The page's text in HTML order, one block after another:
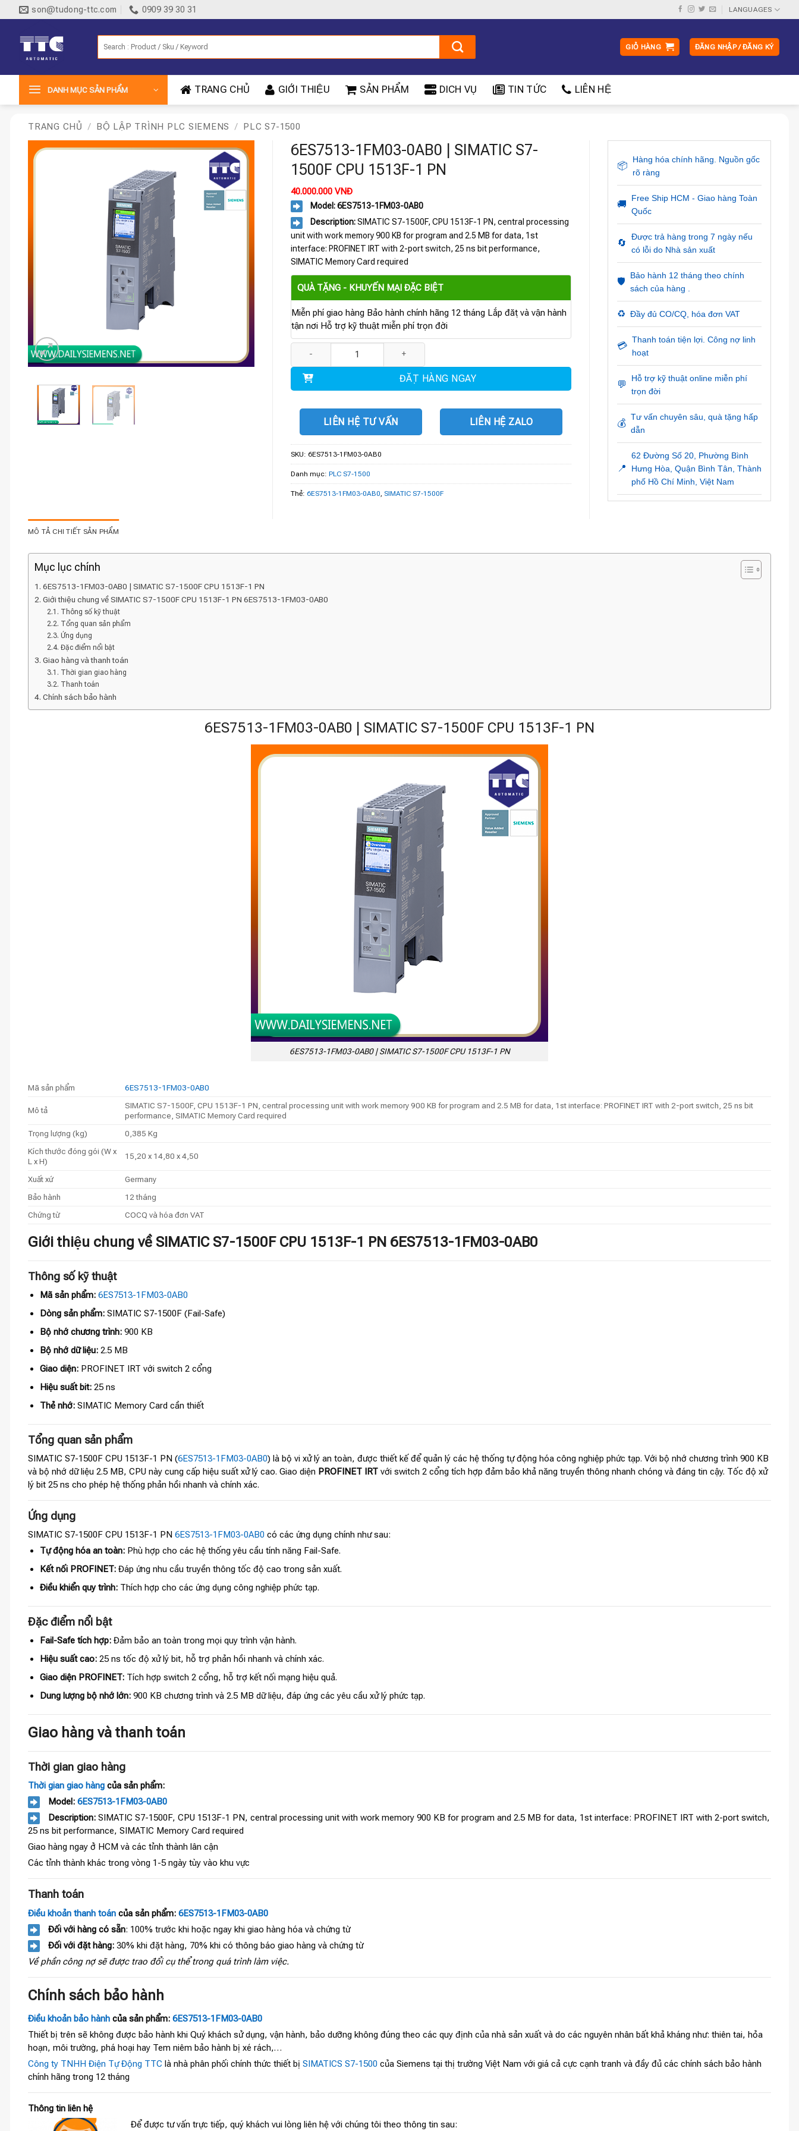
qua
son@tudong-ttc.com 0909 39 30 31 LANGUAGES
GIỎ HÀNG ĐĂNG NHẬP / ĐĂNG KÝ
DANH MỤC SẢN PHẨM TRANG CHỦ GIỚI THIỆU SẢN PHẨM DICH VỤ TIN TỨC LIÊN HỆ
TRANG CHỦ / BỘ LẬP TRÌNH PLC SIEMENS / PLC S7-1500
6ES7513-1FM03-0AB0 | SIMATIC S7-
1500F CPU 1513F-1 PN
40.000.000 VNĐ
Model: 6ES7513-1FM03-0AB0
Description:SIMATIC S7-1500F, CPU 1513F-1 PN, central processing
unit with work memory 900 KB for program and 2.5 MB for data, 1st
interface: PROFINET IRT with 2-port switch, 25 ns bit performance,
SIMATIC Memory Card required
QUÀ TẶNG - KHUYẾN MẠI ĐẶC BIỆT
Miễn phí giao hàng Bảo hành chính hãng 12 tháng Lắp đặt và vận hành
tận nơi Hỗ trợ kỹ thuật miễn phí trọn đời
ĐẶT HÀNG NGAY
LIÊN HỆ TƯ VẤN LIÊN HỆ ZALO
SKU: 6ES7513-1FM03-0AB0
Danh mục: PLC S7-1500
Thẻ: 6ES7513-1FM03-0AB0 SIMATIC S7-1500F
📦
Hàng hóa chính hãng. Nguồn gốc
rõ ràng
🚚
Free Ship HCM - Giao hàng Toàn
Quốc
🔄
Được trả hàng trong 7 ngày nếu
có lỗi do Nhà sản xuất
🛡️
Bảo hành 12 tháng theo chính
sách của hàng .
♻️ Đầy đủ CO/CQ, hóa đơn VAT
💳
Thanh toán tiện lợi. Công nợ linh
hoạt
💬
Hỗ trợ kỹ thuật online miễn phí
trọn đời
💰
Tư vấn chuyên sâu, quà tặng hấp
dẫn
📍
62 Đường Số 20, Phường Bình
Hưng Hòa, Quận Bình Tân, Thành
phố Hồ Chí Minh, Việt Nam
MÔ TẢ CHI TIẾT SẢN PHẨM
Mục lục chính
6ES7513-1FM03-0AB0 | SIMATIC S7-1500F CPU 1513F-1 PN
Giới thiệu chung về SIMATIC S7-1500F CPU 1513F-1 PN 6ES7513-1FM03-0AB0
Thông số kỹ thuật
Tổng quan sản phẩm
Ứng dụng
Đặc điểm nổi bật
Giao hàng và thanh toán
Thời gian giao hàng
Thanh toán
Chính sách bảo hành
6ES7513-1FM03-0AB0 | SIMATIC S7-1500F CPU 1513F-1 PN
6ES7513-1FM03-0AB0 | SIMATIC S7-1500F CPU 1513F-1 PN
Mã sản phẩm 6ES7513-1FM03-0AB0
Mô tả
SIMATIC S7-1500F, CPU 1513F-1 PN, central processing unit with work memory 900 KB for program and 2.5 MB for data, 1st interface: PROFINET IRT with 2-port switch, 25 ns bit
performance, SIMATIC Memory Card required
Trọng lượng (kg)
0,385 Kg
Kích thước đóng gói (W x
L x H)
15,20 x 14,80 x 4,50
Xuất xứ
Germany
Bảo hành
12 tháng
Chứng từ
COCQ và hóa đơn VAT
Giới thiệu chung về SIMATIC S7-1500F CPU 1513F-1 PN 6ES7513-1FM03-0AB0
Thông số kỹ thuật
Mã sản phẩm: 6ES7513-1FM03-0AB0
Dòng sản phẩm:SIMATIC S7-1500F (Fail-Safe)
Bộ nhớ chương trình:900 KB
Bộ nhớ dữ liệu:2.5 MB
Giao diện:PROFINET IRT với switch 2 cổng
Hiệu suất bit:25 ns
Thẻ nhớ:SIMATIC Memory Card cần thiết
Tổng quan sản phẩm
SIMATIC S7-1500F CPU 1513F-1 PN (6ES7513-1FM03-0AB0) là bộ vi xử lý an toàn, được thiết kế để quản lý các hệ thống tự động hóa công nghiệp phức tạp. Với bộ nhớ chương trình 900 KB
và bộ nhớ dữ liệu 2.5 MB, CPU này cung cấp hiệu suất xử lý cao. Giao diện PROFINET IRT với switch 2 cổng tích hợp đảm bảo khả năng truyền thông nhanh chóng và đáng tin cậy. Tốc độ xử
lý bit 25 ns cho phép hệ thống phản hồi nhanh và chính xác.
Ứng dụng
SIMATIC S7-1500F CPU 1513F-1 PN 6ES7513-1FM03-0AB0 có các ứng dụng chính như sau:
Tự động hóa an toàn:Phù hợp cho các hệ thống yêu cầu tính năng Fail-Safe.
Kết nối PROFINET:Đáp ứng nhu cầu truyền thông tốc độ cao trong sản xuất.
Điều khiển quy trình:Thích hợp cho các ứng dụng công nghiệp phức tạp.
Đặc điểm nổi bật
Fail-Safe tích hợp:Đảm bảo an toàn trong mọi quy trình vận hành.
Hiệu suất cao:25 ns tốc độ xử lý bit, hỗ trợ phản hồi nhanh và chính xác.
Giao diện PROFINET:Tích hợp switch 2 cổng, hỗ trợ kết nối mạng hiệu quả.
Dung lượng bộ nhớ lớn:900 KB chương trình và 2.5 MB dữ liệu, đáp ứng các yêu cầu xử lý phức tạp.
Giao hàng và thanh toán
Thời gian giao hàng
Thời gian giao hàng của sản phẩm:
Model: 6ES7513-1FM03-0AB0
Description: SIMATIC S7-1500F, CPU 1513F-1 PN, central processing unit with work memory 900 KB for program and 2.5 MB for data, 1st interface: PROFINET IRT with 2-port switch,
25 ns bit performance, SIMATIC Memory Card required
Giao hàng ngay ở HCM và các tỉnh thành lân cận
Các tỉnh thành khác trong vòng 1-5 ngày tùy vào khu vực
Thanh toán
Điều khoản thanh toán của sản phẩm: 6ES7513-1FM03-0AB0
Đối với hàng có sẵn: 100% trước khi hoặc ngay khi giao hàng hóa và chứng từ
Đối với đặt hàng: 30% khi đặt hàng, 70% khi có thông báo giao hàng và chứng từ
Về phần công nợ sẽ được trao đổi cụ thể trong quá trình làm việc.
Chính sách bảo hành
Điều khoản bảo hành của sản phẩm: 6ES7513-1FM03-0AB0
Thiết bị trên sẽ không được bảo hành khi Quý khách sử dụng, vận hành, bảo dưỡng không đúng theo các quy định của nhà sản xuất và do các nguyên nhân bất khả kháng như: thiên tai, hỏa
hoạn, môi trường, phá hoại hay Tem niêm bảo hành bị xé rách,…
Công ty TNHH Điện Tự Động TTC là nhà phân phối chính thức thiết bị SIMATICS S7-1500 của Siemens tại thị trường Việt Nam với giá cả cực cạnh tranh và đầy đủ các chính sách bảo hành
chính hãng trong 12 tháng
Thông tin liên hệ
Để được tư vấn trực tiếp, quý khách vui lòng liên hệ với chúng tôi theo thông tin sau: